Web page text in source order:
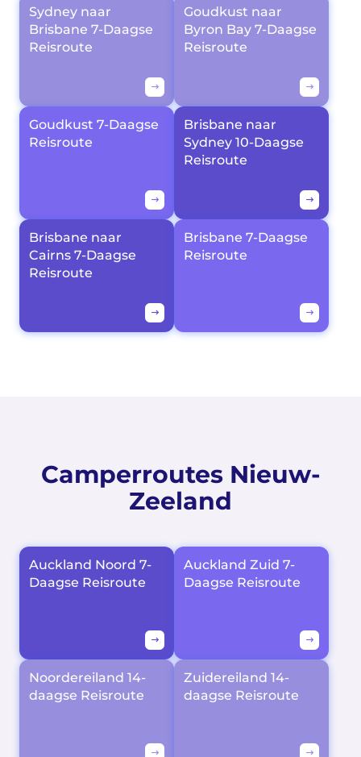
Sydney naar
Brisbane 7-Daagse
Reisroute
Goudkust naar
Byron Bay 7-Daagse
Reisroute
Goudkust 7-Daagse
Reisroute
Brisbane naar
Sydney 10-Daagse
Reisroute
Brisbane naar
Cairns 7-Daagse
Reisroute
Brisbane 7-Daagse
Reisroute
Camperroutes Nieuw-
Zeeland
Auckland Noord 7-
Daagse Reisroute
Auckland Zuid 7-
Daagse Reisroute
Noordereiland 14-
daagse Reisroute
Zuidereiland 14-
daagse Reisroute